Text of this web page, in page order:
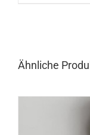
Ähnliche